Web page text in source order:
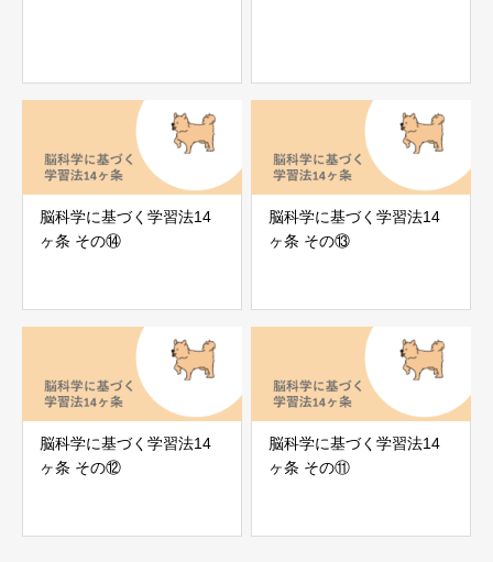
脳科学に基づく学習法14
ヶ条 その⑭
脳科学に基づく学習法14
ヶ条 その⑬
脳科学に基づく学習法14
ヶ条 その⑫
脳科学に基づく学習法14
ヶ条 その⑪